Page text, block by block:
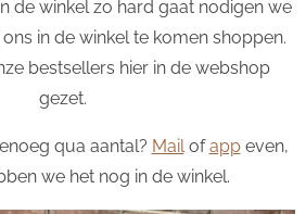
de winkel zo hard gaat nodigen we
in de winkel te komen shoppen.
bestsellers hier in de webshop
gezet.
qua aantal? Mailofappeven,
we het nog in de winkel.